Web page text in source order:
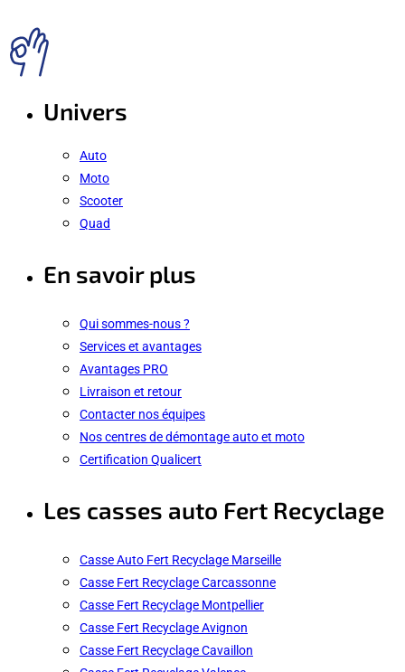
Univers
Auto
Moto
Scooter
Quad
En savoir plus
Qui sommes-nous ?
Services et avantages
Avantages PRO
Livraison et retour
Contacter nos équipes
Nos centres de démontage auto et moto
Certification Qualicert
Les casses auto Fert Recyclage
Casse Auto Fert Recyclage Marseille
Casse Fert Recyclage Carcassonne
Casse Fert Recyclage Montpellier
Casse Fert Recyclage Avignon
Casse Fert Recyclage Cavaillon